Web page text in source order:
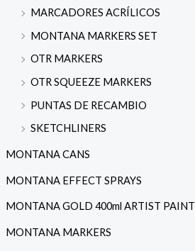
MARCADORES ACRÍLICOS
MONTANA MARKERS SET
OTR MARKERS
OTR SQUEEZE MARKERS
PUNTAS DE RECAMBIO
SKETCHLINERS
MONTANA CANS
MONTANA EFFECT SPRAYS
MONTANA GOLD 400ml ARTIST PAINT
MONTANA MARKERS